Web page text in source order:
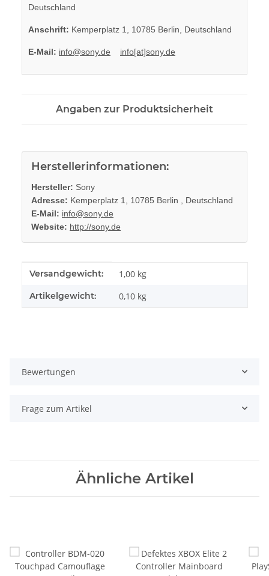
Deutschland
Anschrift: Kemperplatz 1, 10785 Berlin, Deutschland
E-Mail: info@sony.de info[at]sony.de
Angaben zur Produktsicherheit
Herstellerinformationen:
Hersteller: Sony
Adresse: Kemperplatz 1, 10785 Berlin , Deutschland
E-Mail: info@sony.de
Website: http://sony.de
Produkteigenschaft
Wert
Versandgewicht: 1,00 kg
Artikelgewicht: 0,10 kg
Bewertungen
Frage zum Artikel
Ähnliche Artikel